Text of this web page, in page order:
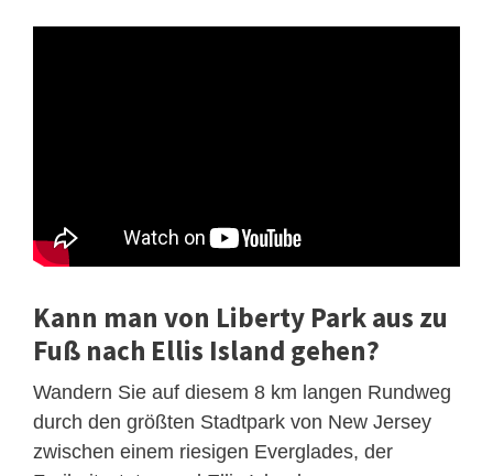
Kann man von Liberty Park aus zu
Fuß nach Ellis Island gehen?
Wandern Sie auf diesem 8 km langen Rundweg
durch den größten Stadtpark von New Jersey
zwischen einem riesigen Everglades, der